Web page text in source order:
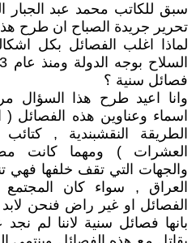
سبق للكاتب محمد عبد الجبار
تحرير جريدة الصباح ان طرح
لماذا اغلب الفصائل بكل
فصائل سنية ؟
وانا اعيد طرح هذا السؤال
اسماء وعناوين هذه
الطريقة النقشبندية ,
العشرات ) ومهما كانت
والجهات التي تقف خلفها فهي
العراق , سواء كان
الفصائل او غير راض فنحن
بانها فصائل سنية لاننا لم